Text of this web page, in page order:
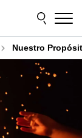
Nuestro